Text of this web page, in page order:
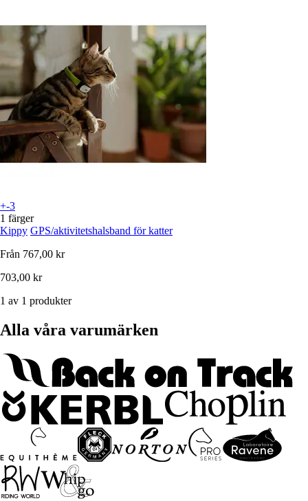
+-3
1 färger
Kippy GPS/aktivitetshalsband för katter
Från 767,00 kr
703,00 kr
1 av 1 produkter
Alla våra varumärken